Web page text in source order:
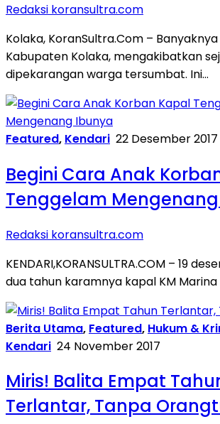
Redaksi koransultra.com
Kolaka, KoranSultra.Com –
Kabupaten Kolaka, mengakibatkan
dipekarangan warga tersumbat. Ini…
Featured, Kendari 22 Desember 2017
Begini Cara Anak
Tenggelam
Redaksi koransultra.com
KENDARI,KORANSULTRA.COM – 19
dua tahun karamnya kapal KM
Berita Utama, Featured, Hukum &
Kendari 24 November 2017
Miris! Balita Empat
Terlantar, Tanpa